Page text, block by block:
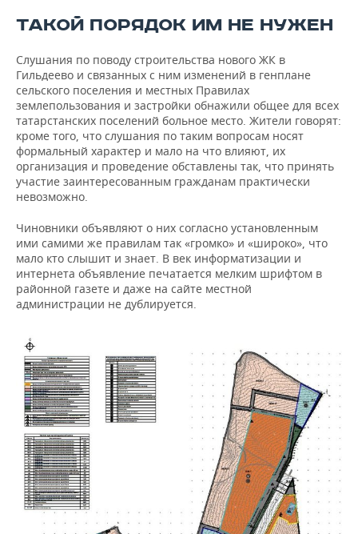
ТАКОЙ ПОРЯДОК ИМ НЕ НУЖЕН
Слушания по поводу строительства нового ЖК в
Гильдеево и связанных с ним изменений в генплане
сельского поселения и местных Правилах
землепользования и застройки обнажили общее для всех
татарстанских поселений больное место. Жители говорят:
кроме того, что слушания по таким вопросам носят
формальный характер и мало на что влияют, их
организация и проведение обставлены так, что принять
участие заинтересованным гражданам практически
невозможно.
Чиновники объявляют о них согласно установленным
ими самими же правилам так «громко» и «широко», что
мало кто слышит и знает. В век информатизации и
интернета объявление печатается мелким шрифтом в
районной газете и даже на сайте местной
администрации не дублируется.